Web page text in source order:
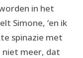
in het
Simone, ‘en ik
spinazie met
niet meer, dat